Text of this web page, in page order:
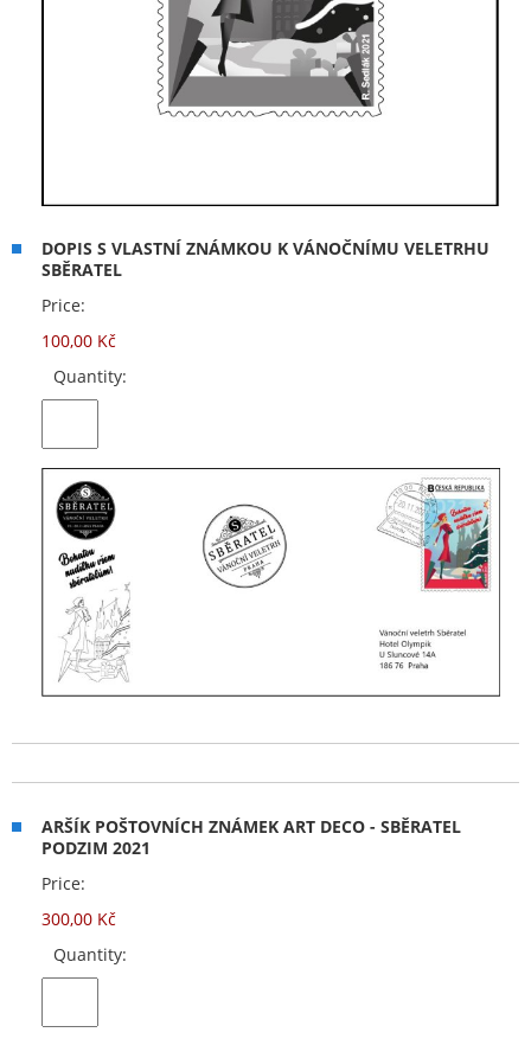
DOPIS S VLASTNÍ ZNÁMKOU K VÁNOČNÍMU VELETRHU
SBĚRATEL
Price:
100,00 Kč
Quantity:
ARŠÍK POŠTOVNÍCH ZNÁMEK ART DECO - SBĚRATEL
PODZIM 2021
Price:
300,00 Kč
Quantity: